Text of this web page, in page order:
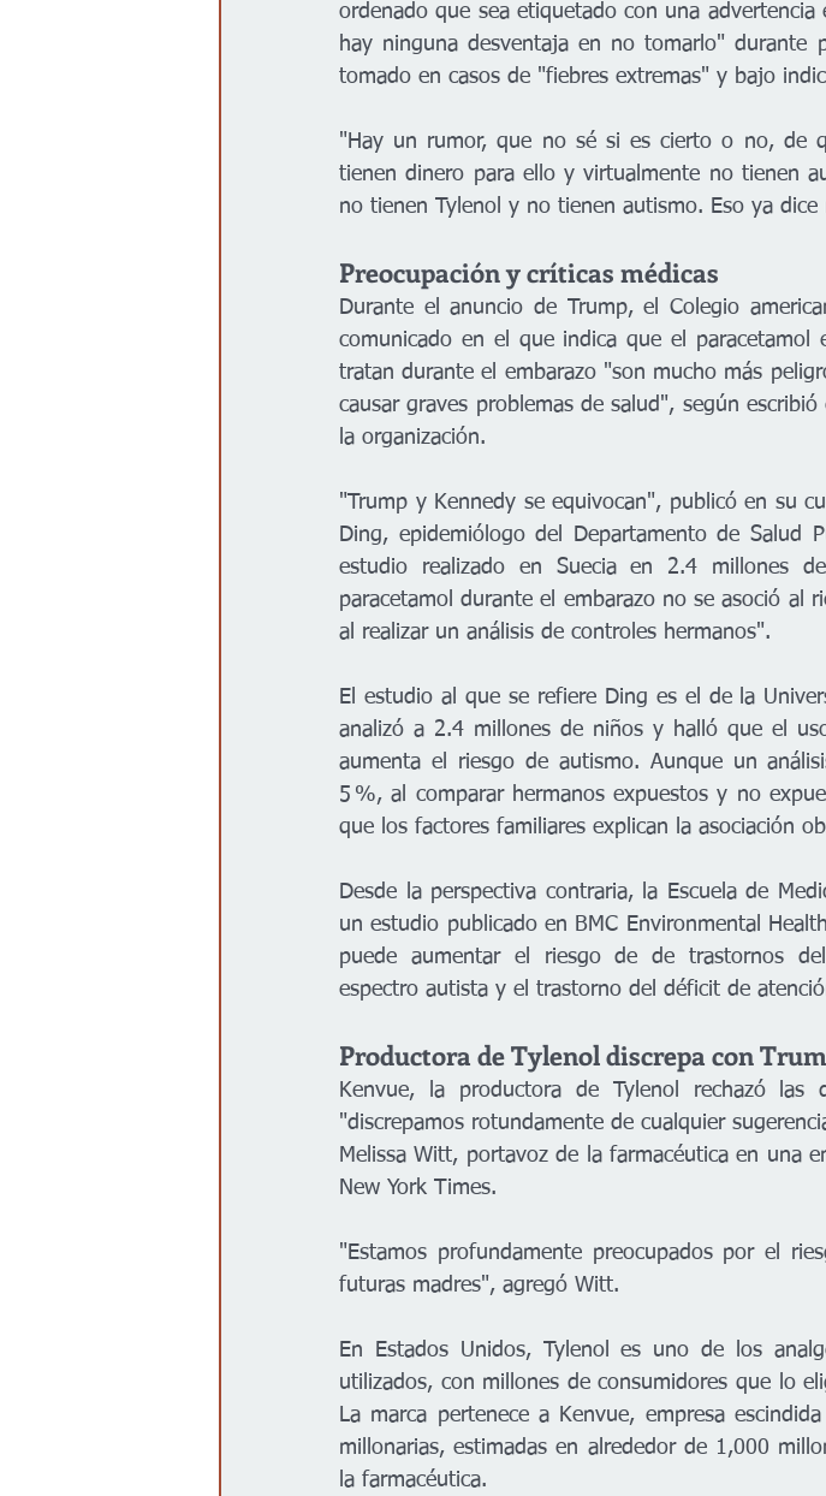
ordenado que sea etiquetado con una
hay ninguna desventaja en no tomarlo" durante
tomado en casos de "fiebres extremas" y bajo
"Hay un rumor, que no sé si es cierto o no, de
tienen dinero para ello y virtualmente no tienen
no tienen Tylenol y no tienen autismo. Eso ya
Preocupación y críticas médicas
Durante el anuncio de Trump, el Colegio
comunicado en el que indica que el paracetamol
tratan durante el embarazo "son mucho más
causar graves problemas de salud", según
la organización.
"Trump y Kennedy se equivocan", publicó en su
Ding, epidemiólogo del Departamento de Salud
estudio realizado en Suecia en 2.4 millones
paracetamol durante el embarazo no se asoció al
al realizar un análisis de controles hermanos".
El estudio al que se refiere Ding es el de la
analizó a 2.4 millones de niños y halló que el
aumenta el riesgo de autismo. Aunque un
5 %, al comparar hermanos expuestos y no
que los factores familiares explican la asociación
Desde la perspectiva contraria, la Escuela de
un estudio publicado en BMC Environmental
puede aumentar el riesgo de de trastornos
espectro autista y el trastorno del déficit de
Productora de Tylenol discrepa con
Kenvue, la productora de Tylenol rechazó las
"discrepamos rotundamente de cualquier
Melissa Witt, portavoz de la farmacéutica en una
New York Times.
"Estamos profundamente preocupados por el
futuras madres", agregó Witt.
En Estados Unidos, Tylenol es uno de los
utilizados, con millones de consumidores que lo
La marca pertenece a Kenvue, empresa
millonarias, estimadas en alrededor de 1,000
la farmacéutica.